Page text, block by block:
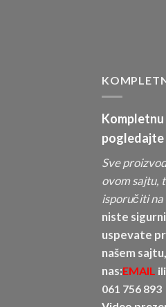
pogledajte
Sve
ovom sajtu,
isporučiti na
niste
uspevate
našem
nas:EMAIL
061 756 893